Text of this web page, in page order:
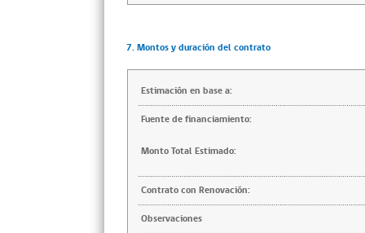
7. Montos y duración del contrato
Estimación en base a:
Fuente de financiamiento:
Monto Total Estimado:
Contrato con Renovación:
Observaciones